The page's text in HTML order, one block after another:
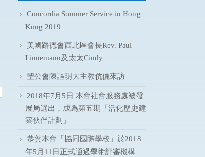
Concordia Summer Service in Hong
Kong 2019
美國路德會西北區會長Rev. Paul
Linnemann及太太Cindy
聖公會陳謳明大主教伉儷來訪
2018年7月5日 本會社會服務處被發
展局選出，成為第五期「活化歷史建
築伙伴計劃」
恭賀本會「協同國際學校」於2018
年5月11日正式通過學術評審機構